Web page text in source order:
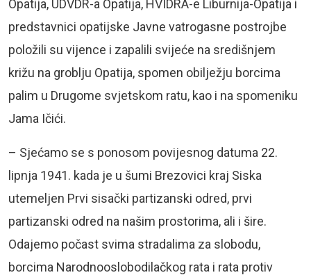
Opatija, UDVDR-a Opatija, HVIDRA-e Liburnija-Opatija i
predstavnici opatijske Javne vatrogasne postrojbe
položili su vijence i zapalili svijeće na središnjem
križu na groblju Opatija, spomen obilježju borcima
palim u Drugome svjetskom ratu, kao i na spomeniku
Jama Ičići.
– Sjećamo se s ponosom povijesnog datuma 22.
lipnja 1941. kada je u šumi Brezovici kraj Siska
utemeljen Prvi sisački partizanski odred, prvi
partizanski odred na našim prostorima, ali i šire.
Odajemo počast svima stradalima za slobodu,
borcima Narodnooslobodilačkog rata i rata protiv